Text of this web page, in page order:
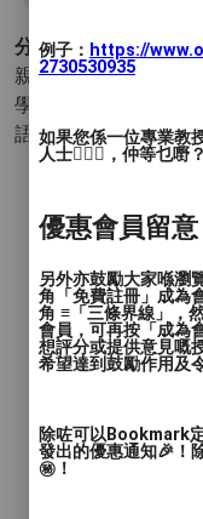
分類 :
親子 - 學前遊戲小組
學術 - 基礎教育
語言 - 英語
例子： https://
2730530935
如果您係一位專業教
人士🙋🏻‍♂️，仲等乜嘢
優惠會員留意
另外亦鼓勵大家喺瀏
角「免費註冊」成為
角 ≡「三條界線」，
會員，可再按「成為
想評分或提供意見嘅
希望達到鼓勵作用及
除咗可以Bookmark
發出的優惠通知🎉！
㊙️！